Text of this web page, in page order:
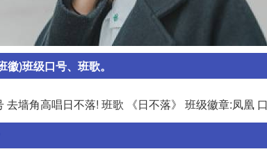
徽)班级口号、班歌。
去墙角高唱日不落! 班歌 《日不落》 班级徽章:凤凰